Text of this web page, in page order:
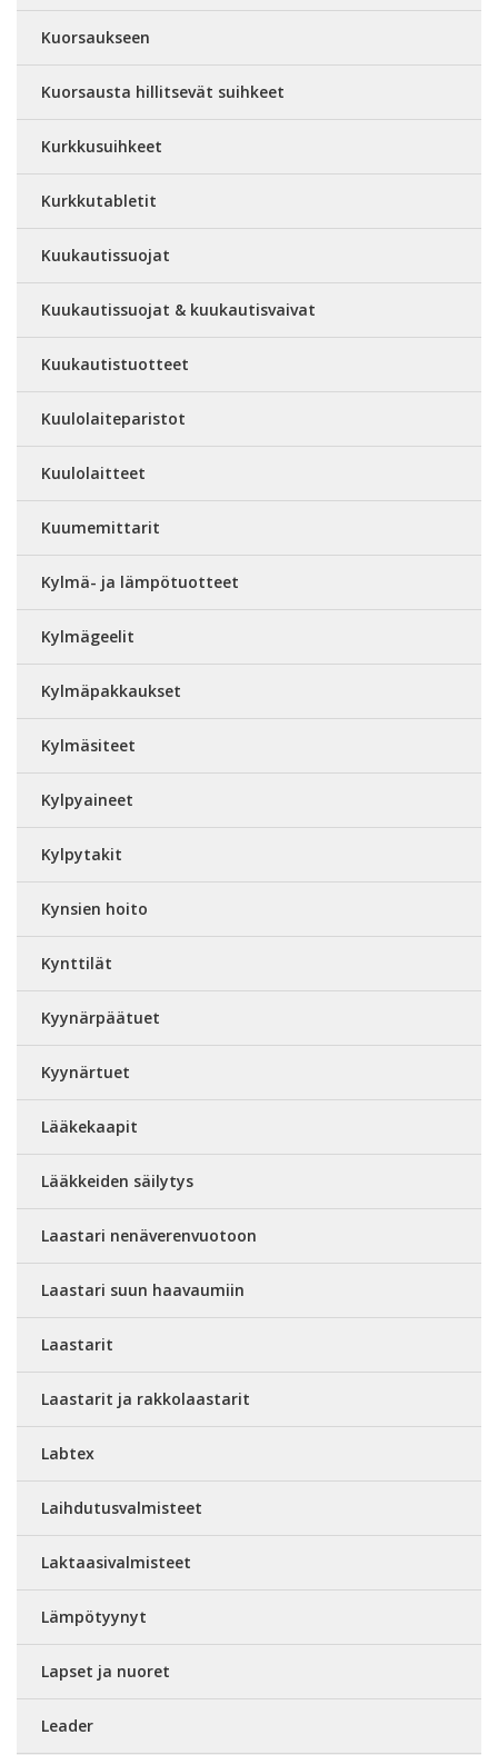
Kuorsaukseen
Kuorsausta hillitsevät suihkeet
Kurkkusuihkeet
Kurkkutabletit
Kuukautissuojat
Kuukautissuojat & kuukautisvaivat
Kuukautistuotteet
Kuulolaiteparistot
Kuulolaitteet
Kuumemittarit
Kylmä- ja lämpötuotteet
Kylmägeelit
Kylmäpakkaukset
Kylmäsiteet
Kylpyaineet
Kylpytakit
Kynsien hoito
Kynttilät
Kyynärpäätuet
Kyynärtuet
Lääkekaapit
Lääkkeiden säilytys
Laastari nenäverenvuotoon
Laastari suun haavaumiin
Laastarit
Laastarit ja rakkolaastarit
Labtex
Laihdutusvalmisteet
Laktaasivalmisteet
Lämpötyynyt
Lapset ja nuoret
Leader